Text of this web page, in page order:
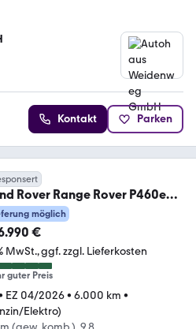
Kontakt Parken
Rover Range Rover P460e
AHK PANO Shadow
möglich
€
MwSt. ggf. zzgl. Lieferkosten
guter Preis
EZ 04/2026• 6.000 km •
Elektro)